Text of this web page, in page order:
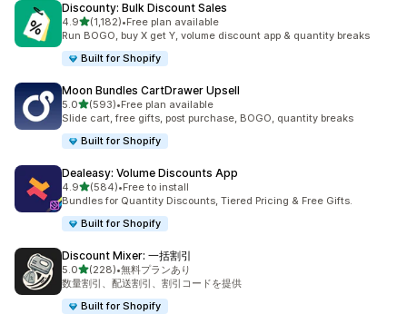
Discounty: Bulk Discount Sales
4.95つ星中
(1,182)
合計レビュー数：1182件
•Free plan available
Run BOGO, buy X get Y, volume discount app & quantity breaks
Built for Shopify
Moon Bundles CartDrawer Upsell
5.05つ星中
(593)
合計レビュー数：593件
•Free plan available
Slide cart, free gifts, post purchase, BOGO, quantity breaks
Built for Shopify
Dealeasy: Volume Discounts App
4.95つ星中
(584)
合計レビュー数：584件
•Free to install
Bundles for Quantity Discounts, Tiered Pricing & Free Gifts.
Built for Shopify
Discount Mixer: 一括割引
5.05つ星中
(228)
合計レビュー数：228件
•無料プランあり
数量割引、配送割引、割引コードを提供
Built for Shopify